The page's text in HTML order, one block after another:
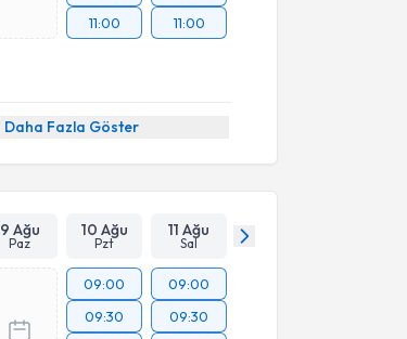
11:00
11:00
Daha Fazla Göster
9 Ağu
Paz
10 Ağu
Pzt
11 Ağu
Sal
09:00
09:30
09:00
09:30